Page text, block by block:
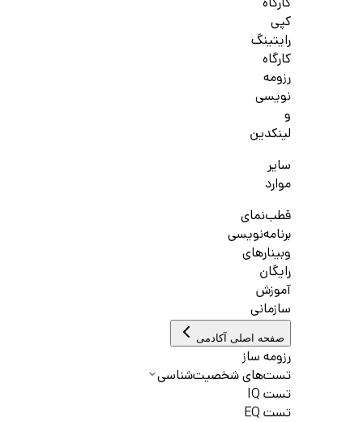
کارگاه
کپی
رایتینگ
کارگاه
رزومه
نویسی
و
لینکدین
سایر
موارد
قطب‌نمای
برنامه‌نویسی
وبینارهای
رایگان
آموزش
سازمانی
صفحه اصلی آکادمی
رزومه ساز
تست‌های شخصیت‌شناسی
تست IQ
تست EQ